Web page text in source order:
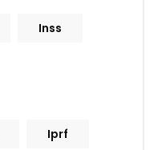
Inss
Iprf